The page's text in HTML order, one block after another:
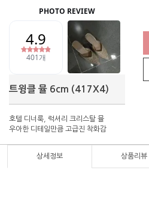
트윙클 뮬 6cm (417X4)
호텔 디너룩, 럭셔리 크리스탈 뮬
우아한 디테일만큼 고급진 착화감
상세정보 상품리뷰